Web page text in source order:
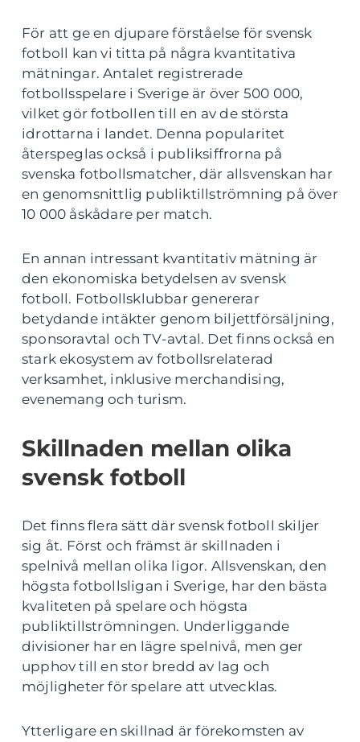
För att ge en djupare förståelse för svensk
fotboll kan vi titta på några kvantitativa
mätningar. Antalet registrerade
fotbollsspelare i Sverige är över 500 000,
vilket gör fotbollen till en av de största
idrottarna i landet. Denna popularitet
återspeglas också i publiksiffrorna på
svenska fotbollsmatcher, där allsvenskan har
en genomsnittlig publiktillströmning på över
10 000 åskådare per match.
En annan intressant kvantitativ mätning är
den ekonomiska betydelsen av svensk
fotboll. Fotbollsklubbar genererar
betydande intäkter genom biljettförsäljning,
sponsoravtal och TV-avtal. Det finns också en
stark ekosystem av fotbollsrelaterad
verksamhet, inklusive merchandising,
evenemang och turism.
Skillnaden mellan olika
svensk fotboll
Det finns flera sätt där svensk fotboll skiljer
sig åt. Först och främst är skillnaden i
spelnivå mellan olika ligor. Allsvenskan, den
högsta fotbollsligan i Sverige, har den bästa
kvaliteten på spelare och högsta
publiktillströmningen. Underliggande
divisioner har en lägre spelnivå, men ger
upphov till en stor bredd av lag och
möjligheter för spelare att utvecklas.
Ytterligare en skillnad är förekomsten av